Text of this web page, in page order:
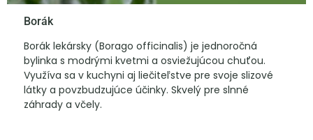
Borák
Borák lekársky (Borago officinalis) je jednoročná
bylinka s modrými kvetmi a osviežujúcou chuťou.
Využíva sa v kuchyni aj liečiteľstve pre svoje slizové
látky a povzbudzujúce účinky. Skvelý pre slnné
záhrady a včely.